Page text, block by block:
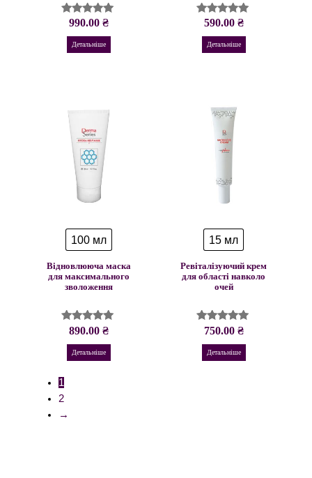
Оцінено в
з 5
990.00 ₴
Детальніше
Оцінено в
з 5
590.00 ₴
Детальніше
100 мл
Відновлююча маска
для максимального
зволоження
Оцінено в
з 5
890.00 ₴
Детальніше
15 мл
Ревіталізуючий крем
для області навколо
очей
Оцінено в
з 5
750.00 ₴
Детальніше
1
2
→